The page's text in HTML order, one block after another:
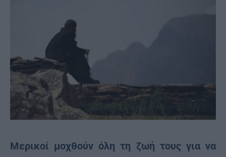
Μερικοί μοχθούν όλη τη ζωή τους για να